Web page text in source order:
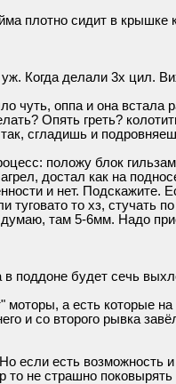
плотно сидит в крышке
Когда делали 3х цил.
чуть, оппа и она встала
Опять греть?
сгладишь и
положу блок
достал как на
и нет.
туговато то хз, стучать
там 5-6мм. Надо
в поддоне будет сечь
а есть которые
и со второго рывка
если есть возможность
то не страшно